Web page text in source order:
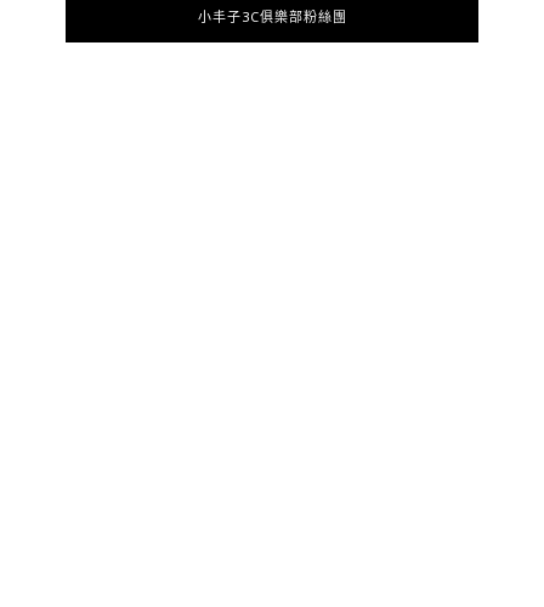
小丰子3C俱樂部粉絲團